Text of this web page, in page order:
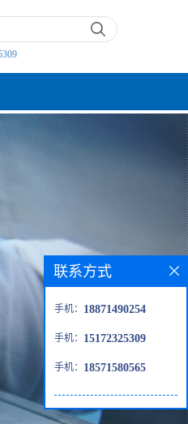
联系方式
手机： 18871490254
手机： 15172325309
手机： 18571580565